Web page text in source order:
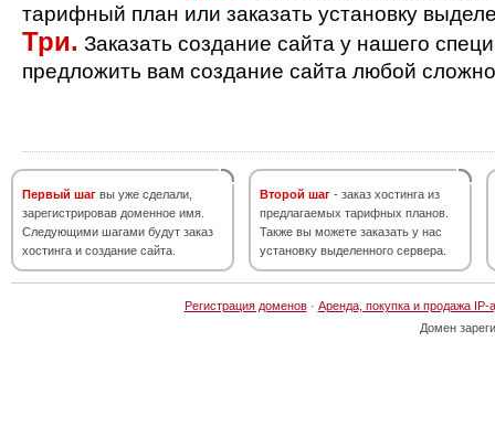
тарифный план или заказать установку
Три. Заказать создание сайта у нашего
предложить вам создание сайта любой
Первый шаг вы уже сделали,
зарегистрировав доменное имя.
Следующими шагами будут заказ
хостинга и создание сайта.
Второй шаг - заказ хостинга из
предлагаемых тарифных планов.
Также вы можете заказать у нас
установку выделенного сервера.
Регистрация доменов· Аренда, покупка и продажа IP-
Домен